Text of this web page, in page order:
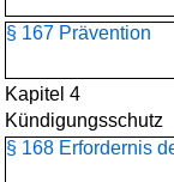
§ 167 Prävention
Kapitel 4
Kündigungsschutz
§ 168 Erfordernis